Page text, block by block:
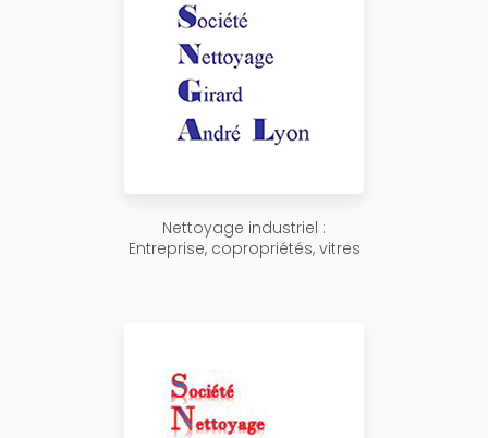
Nettoyage industriel :
Entreprise, copropriétés, vitres